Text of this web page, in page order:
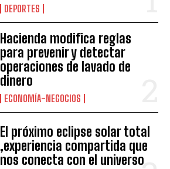
DEPORTES
Hacienda modifica reglas
para prevenir y detectar
operaciones de lavado de
dinero
ECONOMÍA-NEGOCIOS
El próximo eclipse solar total
,experiencia compartida que
nos conecta con el universo